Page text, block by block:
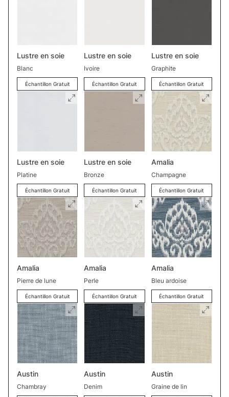
Lustre en soie
Blanc
Échantillon Gratuit
Lustre en soie
Ivoire
Échantillon Gratuit
Lustre en soie
Graphite
Échantillon Gratuit
Lustre en soie
Platine
Échantillon Gratuit
Lustre en soie
Bronze
Échantillon Gratuit
Amalia
Champagne
Échantillon Gratuit
Amalia
Pierre de lune
Échantillon Gratuit
Amalia
Perle
Échantillon Gratuit
Amalia
Bleu ardoise
Échantillon Gratuit
Austin
Chambray
Austin
Denim
Austin
Graine de lin